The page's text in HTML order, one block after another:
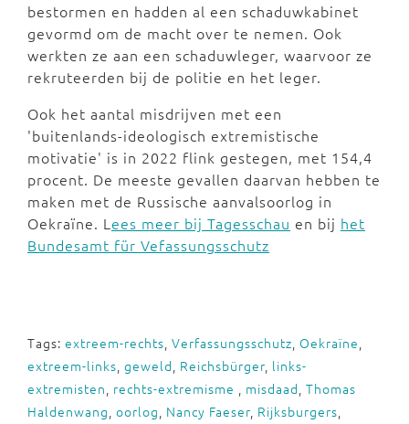
bestormen en hadden al een schaduwkabinet
gevormd om de macht over te nemen. Ook
werkten ze aan een schaduwleger, waarvoor ze
rekruteerden bij de politie en het leger.
Ook het aantal misdrijven met een
'buitenlands-ideologisch extremistische
motivatie' is in 2022 flink gestegen, met 154,4
procent. De meeste gevallen daarvan hebben te
maken met de Russische aanvalsoorlog in
Oekraïne. L ees meer bij Tagesschau en bij het
Bundesamt für Vefassungsschutz
Tags: extreem-rechts, Verfassungsschutz, Oekraïne,
extreem-links, geweld, Reichsbürger, links-
extremisten, rechts-extremisme , misdaad, Thomas
Haldenwang, oorlog, Nancy Faeser, Rijksburgers,